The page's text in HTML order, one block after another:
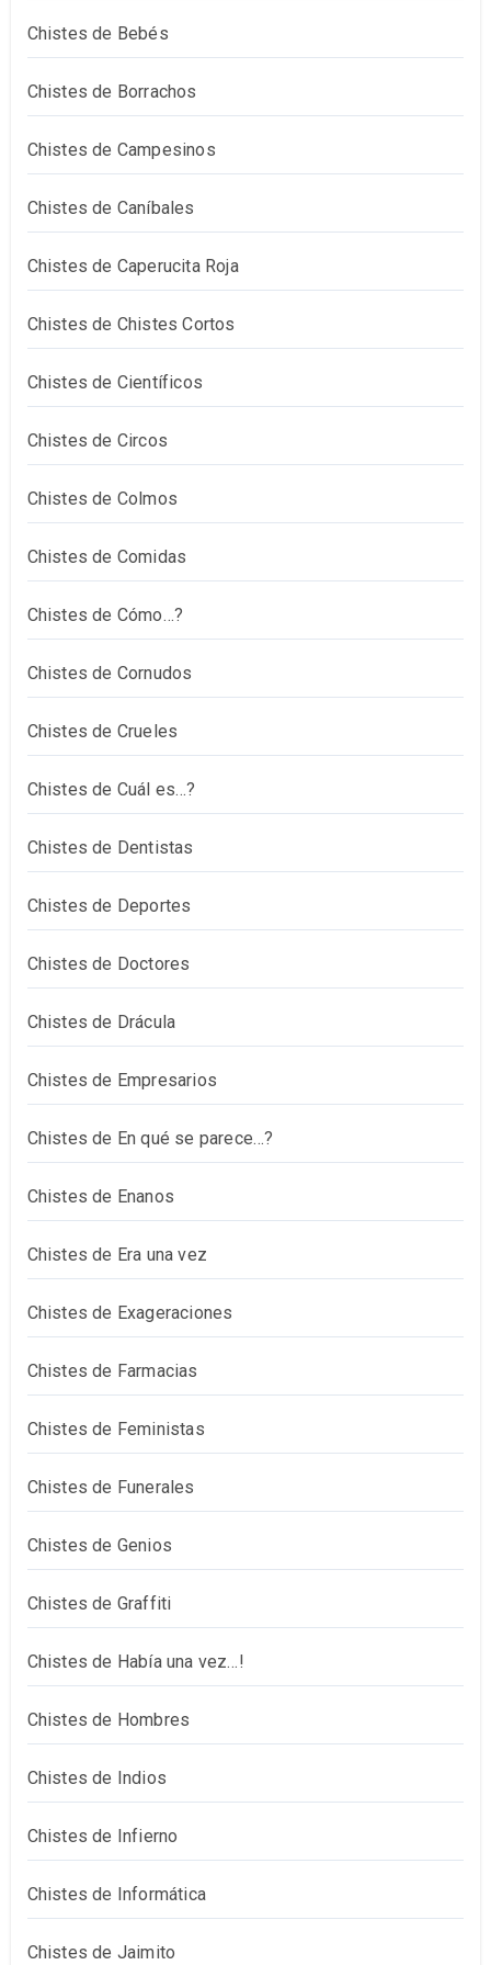
Chistes de Bebés
Chistes de Borrachos
Chistes de Campesinos
Chistes de Caníbales
Chistes de Caperucita Roja
Chistes de Chistes Cortos
Chistes de Científicos
Chistes de Circos
Chistes de Colmos
Chistes de Comidas
Chistes de Cómo…?
Chistes de Cornudos
Chistes de Crueles
Chistes de Cuál es…?
Chistes de Dentistas
Chistes de Deportes
Chistes de Doctores
Chistes de Drácula
Chistes de Empresarios
Chistes de En qué se parece…?
Chistes de Enanos
Chistes de Era una vez
Chistes de Exageraciones
Chistes de Farmacias
Chistes de Feministas
Chistes de Funerales
Chistes de Genios
Chistes de Graffiti
Chistes de Había una vez…!
Chistes de Hombres
Chistes de Indios
Chistes de Infierno
Chistes de Informática
Chistes de Jaimito